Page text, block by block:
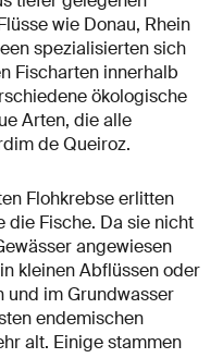
wie Donau, Rhein
spezialisierten sich
Fischarten innerhalb
ökologische
Arten, die alle
de Queiroz.
Flohkrebse erlitten
die Fische. Da sie nicht
angewiesen
kleinen Abflüssen oder
und im Grundwasser
endemischen
alt. Einige stammen